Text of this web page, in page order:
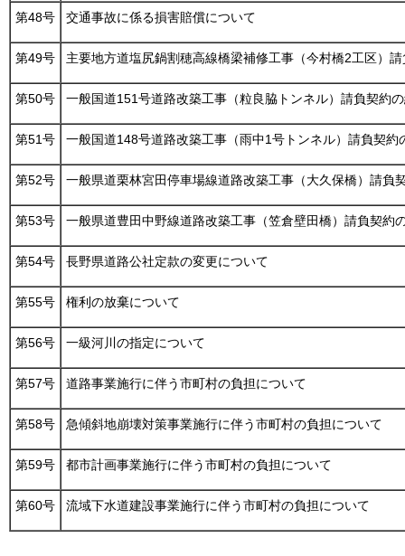
第48号 交通事故に係る損害賠償について
第49号 主要地方道塩尻鍋割穂高線橋梁補修工事（今村橋2工区）
第50号 一般国道151号道路改築工事（粒良脇トンネル）請負契約
第51号 一般国道148号道路改築工事（雨中1号トンネル）請負契約
第52号 一般県道栗林宮田停車場線道路改築工事（大久保橋）請負
第53号 一般県道豊田中野線道路改築工事（笠倉壁田橋）請負契約
第54号 長野県道路公社定款の変更について
第55号 権利の放棄について
第56号 一級河川の指定について
第57号 道路事業施行に伴う市町村の負担について
第58号 急傾斜地崩壊対策事業施行に伴う市町村の負担について
第59号 都市計画事業施行に伴う市町村の負担について
第60号 流域下水道建設事業施行に伴う市町村の負担について